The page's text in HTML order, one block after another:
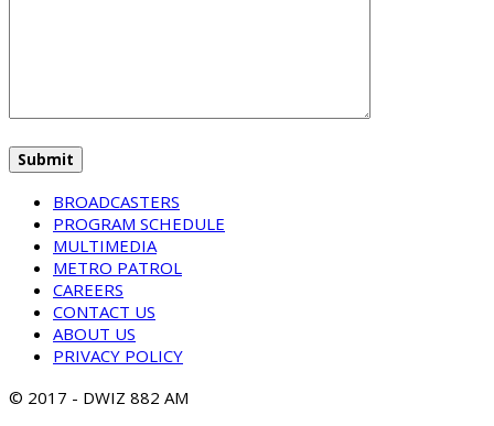
BROADCASTERS
PROGRAM SCHEDULE
MULTIMEDIA
METRO PATROL
CAREERS
CONTACT US
ABOUT US
PRIVACY POLICY
© 2017 - DWIZ 882 AM